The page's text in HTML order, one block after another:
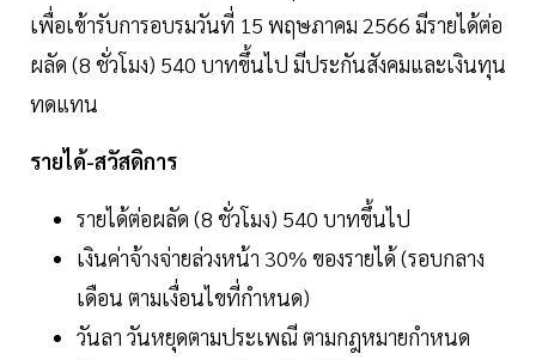
เพื่อเข้ารับการอบรมวันที่ 15 พฤษภาคม 2566 มีรายได้ต่อ
ผลัด (8 ชั่วโมง) 540 บาทขึ้นไป มีประกันสังคมและเงินทุน
ทดแทน
รายได้-สวัสดิการ
รายได้ต่อผลัด (8 ชั่วโมง) 540 บาทขึ้นไป
เงินค่าจ้างจ่ายล่วงหน้า 30% ของรายได้ (รอบกลาง
เดือน ตามเงื่อนไขที่กำหนด)
วันลา วันหยุดตามประเพณี ตามกฎหมายกำหนด